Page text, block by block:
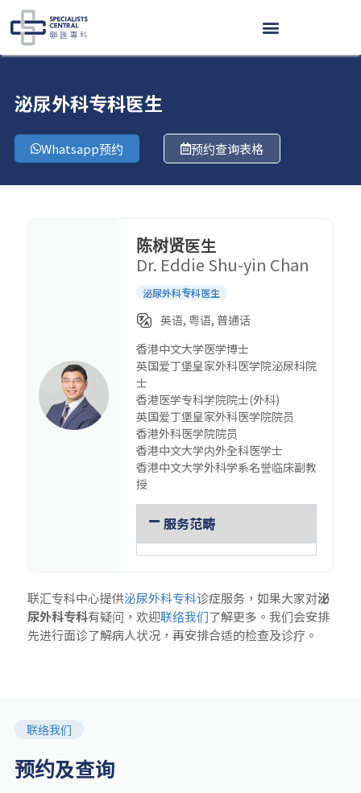
至
泌尿外科专科医生
Whatsapp预约 预约查询表格
陈树贤医生
Dr. Eddie Shu-yin Chan
泌尿外科专科医生
英语, 粤语, 普通话
香港中文大学医学博士
英国爱丁堡皇家外科医学院泌尿科院
士
香港医学专科学院院士(外科)
英国爱丁堡皇家外科医学院院员
香港外科医学院院员
香港中文大学内外全科医学士
香港中文大学外科学系名誉临床副教
授
服务范畴
联汇专科中心提供泌尿外科专科诊症服务，如果大家对泌
尿外科专科有疑问，欢迎联络我们了解更多。我们会安排
先进行面诊了解病人状况，再安排合适的检查及诊疗。
联络我们
预约及查询